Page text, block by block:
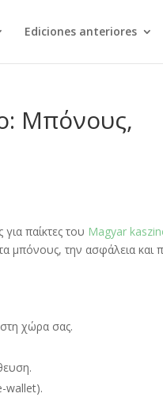
Ediciones anteriores
Μπόνους,
παίκτες του Magyar
μπόνους,την ασφάλεια και
στη χώρα σας.
.
wallet).